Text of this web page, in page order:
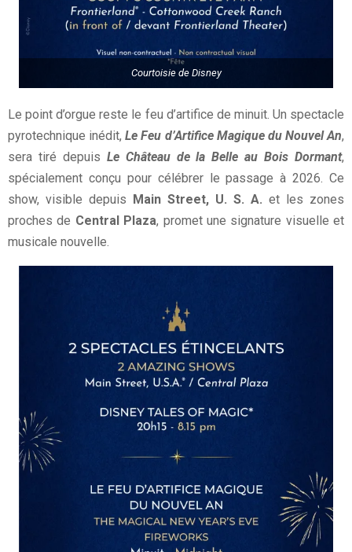
Courtoisie de Disney
Le point d’orgue reste le feu d’artifice de minuit. Un spectacle
pyrotechnique inédit,Le Feu d’Artifice Magique du Nouvel An,
sera tiré depuis Le Château de la Belle au Bois Dormant,
spécialement conçu pour célébrer le passage à 2026. Ce
show, visible depuis Main Street, U. S. A. et les zones
proches de Central Plaza, promet une signature visuelle et
musicale nouvelle.